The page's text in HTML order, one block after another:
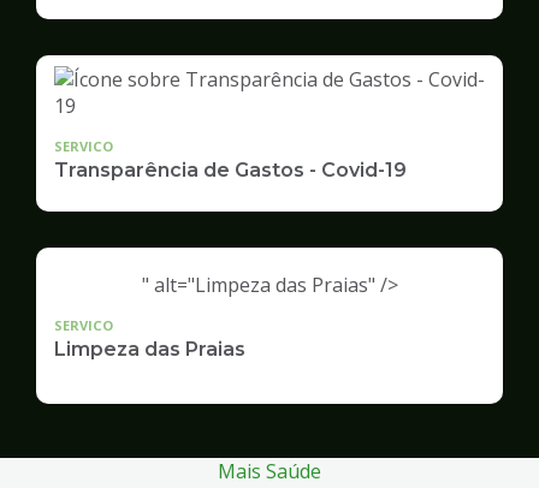
Infraestrutura
Serviços
Públicos
SERVICO
Transparência de Gastos - Covid-19
" alt="Limpeza das Praias" />
SERVICO
Limpeza das Praias
Mais Saúde